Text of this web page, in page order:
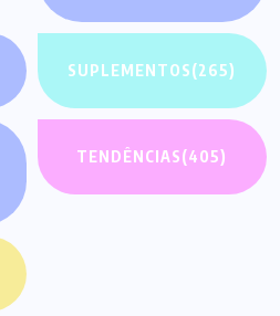
SUPLEMENTOS(265)
TENDÊNCIAS(405)